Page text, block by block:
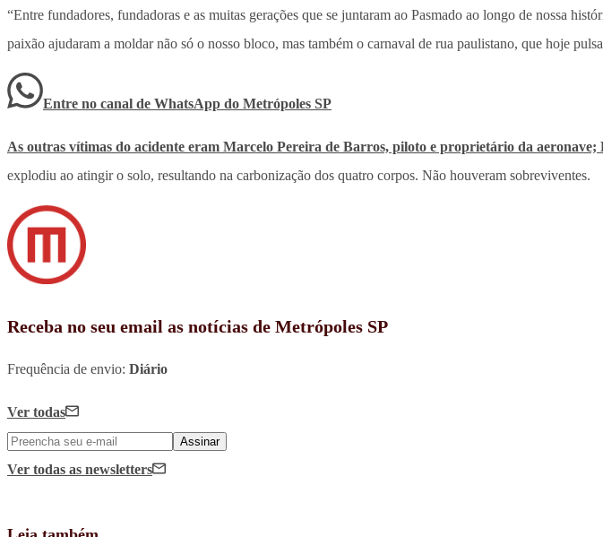
“Entre fundadores, fundadoras e as muitas gerações que se juntaram ao Pasmado ao longo de nossa
paixão ajudaram a moldar não só o nosso bloco, mas também o carnaval de rua paulistano, que hoje
Entre no canal de WhatsApp do Metrópoles SP
As outras vítimas do acidente eram Marcelo Pereira de Barros, piloto e proprietário da
explodiu ao atingir o solo, resultando na carbonização dos quatro corpos. Não houveram sobreviventes.
Receba no seu email as notícias de Metrópoles SP
Frequência de envio: Diário
Ver todas
Assinar
Ver todas as newsletters